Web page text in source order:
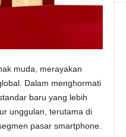
muda, merayakan
Dalam menghormati
baru yang lebih
unggulan, terutama di
pasar smartphone.